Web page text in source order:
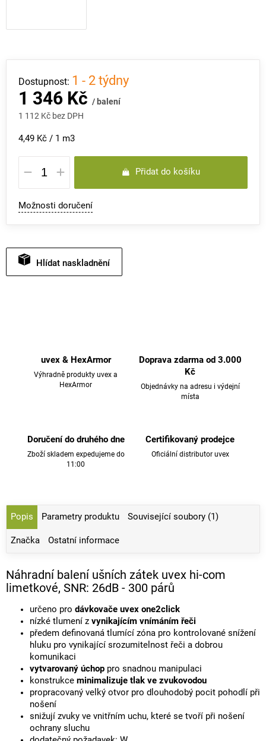
1 346 Kč / balení
1 112 Kč bez DPH
Měrná
cena:
4,49 Kč / 1 m3
1 - 2 týdny
Přidat do košíku
Možnosti doručení
Hlídat
uvex & HexArmor
Výhradně produkty uvex a
HexArmor
Doprava zdarma od 3.000
Kč
Objednávky na adresu i výdejní
místa
Doručení do druhého dne
Zboží skladem expedujeme do
11:00
Certifikovaný prodejce
Oficiální distributor uvex
Popis Parametry produktu Související soubory (1)
Značka Ostatní informace
Náhradní balení ušních zátek uvex hi-com
limetkové, SNR: 26dB - 300 párů
určeno pro dávkovače uvex one2click
nízké tlumení z vynikajícím vnímáním řeči
předem definovaná tlumící zóna pro kontrolované snížení
hluku pro vynikající srozumitelnost řeči a dobrou
komunikaci
vytvarovaný úchop pro snadnou manipulaci
konstrukce minimalizuje tlak ve zvukovodou
propracovaný velký otvor pro dlouhodobý pocit pohodlí při
nošení
snižují zvuky ve vnitřním uchu, které se tvoří při nošení
ochrany sluchu